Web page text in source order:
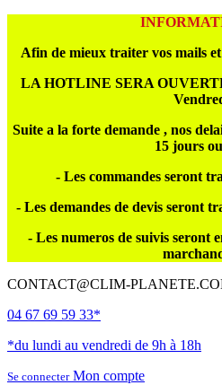
Afin de mieux traiter vos mails
LA HOTLINE SERA
Suite a la forte demande , nos
15 jours
- Les commandes seront
- Les demandes de devis seront
- Les numeros de suivis seront
CONTACT@CLIM-
04 67 69 59 33*
*du lundi au vendredi de 9h à 18h
Se connecterMon compte